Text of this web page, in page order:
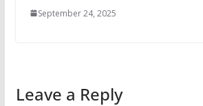
September 24, 2025
Leave a Reply